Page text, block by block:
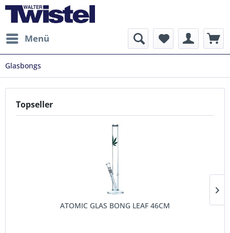
Menü
Glasbongs
Topseller
ATOMIC GLAS BONG LEAF 46CM